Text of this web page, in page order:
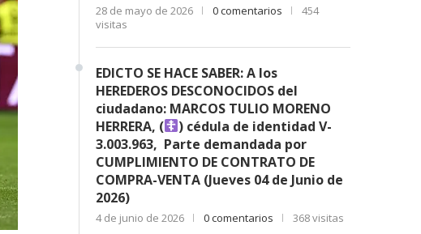
28 de mayo de 2026 0 comentarios
454
visitas
EDICTO SE HACE SABER: A los
HEREDEROS DESCONOCIDOS del
ciudadano: MARCOS TULIO MORENO
HERRERA, (
) cédula de identidad V-
3.003.963, Parte demandada por
CUMPLIMIENTO DE CONTRATO DE
COMPRA-VENTA (Jueves 04 de Junio de
2026)
4 de junio de 2026 0 comentarios 368 visitas